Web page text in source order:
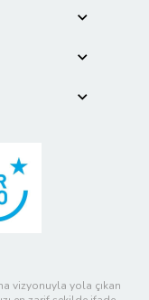
vizyonuyla yola çıkan